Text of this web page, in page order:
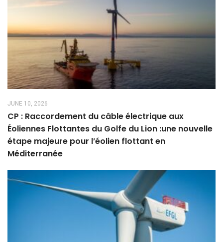
JUNE 10, 2026
CP : Raccordement du câble électrique aux
Éoliennes Flottantes du Golfe du Lion :une nouvelle
étape majeure pour l’éolien flottant en
Méditerranée